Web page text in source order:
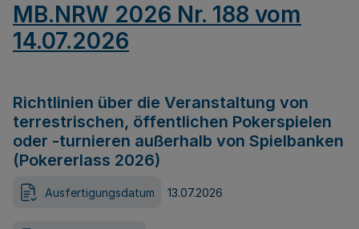
MB.NRW 2026 Nr. 188 vom
14.07.2026
Richtlinien über die Veranstaltung von
terrestrischen, öffentlichen Pokerspielen
oder -turnieren außerhalb von Spielbanken
(Pokererlass 2026)
Ausfertigungsdatum 13.07.2026